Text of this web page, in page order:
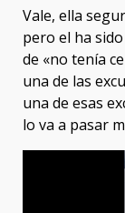
Vale, ella
pero el ha
de «no tenía
una de las
una de esas
lo va a pasar